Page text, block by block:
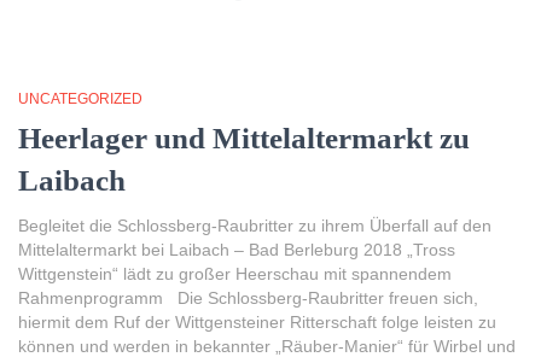
UNCATEGORIZED
Heerlager und Mittelaltermarkt zu
Laibach
Begleitet die Schlossberg-Raubritter zu ihrem Überfall auf den
Mittelaltermarkt bei Laibach – Bad Berleburg 2018 „Tross
Wittgenstein“ lädt zu großer Heerschau mit spannendem
Rahmenprogramm Die Schlossberg-Raubritter freuen sich,
hiermit dem Ruf der Wittgensteiner Ritterschaft folge leisten zu
können und werden in bekannter „Räuber-Manier“ für Wirbel und